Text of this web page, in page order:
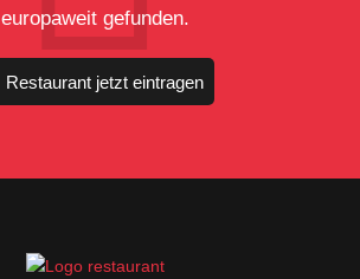
europaweit gefunden.
Restaurant jetzt eintragen